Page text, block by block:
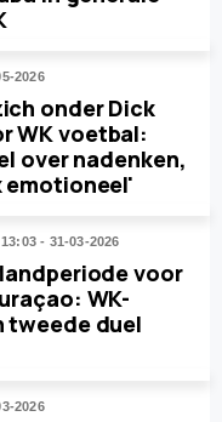
2026
onder Dick
WK voetbal:
over nadenken,
emotioneel'
13:03 - 31-03-2026
voor
WK-
tweede duel
2026